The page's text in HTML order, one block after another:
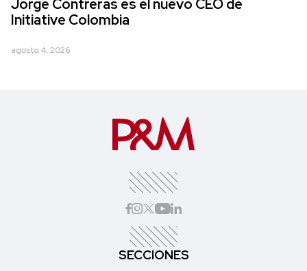
Jorge Contreras es el nuevo CEO de
Initiative Colombia
agosto 4, 2026
SECCIONES